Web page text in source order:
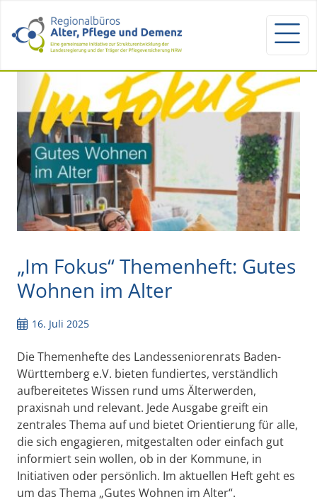
„Im Fokus“ Themenheft: Gutes
Wohnen im Alter
16. Juli 2025
Die Themenhefte des Landesseniorenrats Baden-
Württemberg e.V. bieten fundiertes, verständlich
aufbereitetes Wissen rund ums Älterwerden,
praxisnah und relevant. Jede Ausgabe greift ein
zentrales Thema auf und bietet Orientierung für alle,
die sich engagieren, mitgestalten oder einfach gut
informiert sein wollen, ob in der Kommune, in
Initiativen oder persönlich. Im aktuellen Heft geht es
um das Thema „Gutes Wohnen im Alter“.